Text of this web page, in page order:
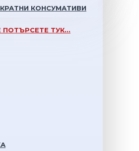
КОНСУМАТИВИ
ПОТЪРСЕТЕ ТУК...